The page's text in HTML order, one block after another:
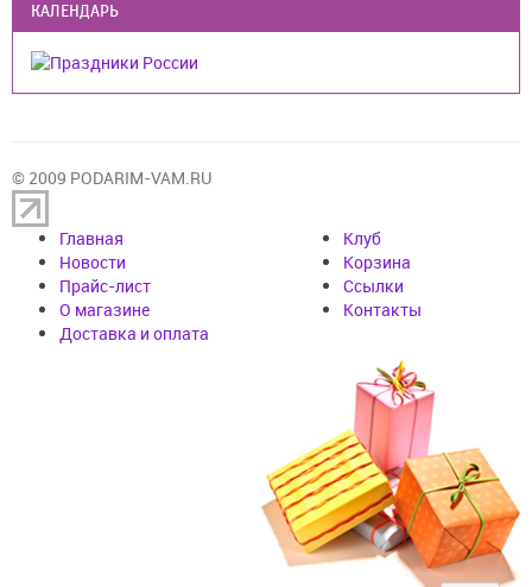
КАЛЕНДАРЬ
© 2009 PODARIM-VAM.RU
Главная
Новости
Прайс-лист
О магазине
Доставка и оплата
Клуб
Корзина
Cсылки
Контакты